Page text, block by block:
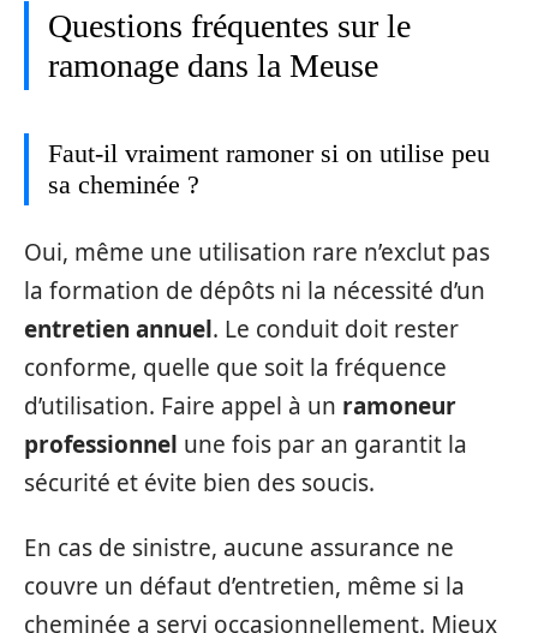
Questions fréquentes sur le
ramonage dans la Meuse
Faut-il vraiment ramoner si on utilise peu
sa cheminée ?
Oui, même une utilisation rare n’exclut pas
la formation de dépôts ni la nécessité d’un
entretien annuel. Le conduit doit rester
conforme, quelle que soit la fréquence
d’utilisation. Faire appel à un ramoneur
professionnel une fois par an garantit la
sécurité et évite bien des soucis.
En cas de sinistre, aucune assurance ne
couvre un défaut d’entretien, même si la
cheminée a servi occasionnellement. Mieux